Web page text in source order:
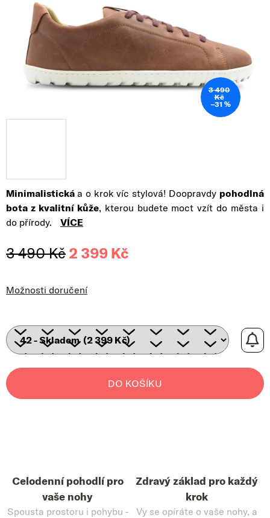
Minimalistická a o krok víc stylová! Doopravdy pohodlná
bota z kvalitní kůže, kterou budete moct vzít do města i
do přírody.
VÍCE
3 490 Kč 2 399 Kč
Možnosti doručení
DO KOŠÍKU
3 490
Kč
–31 %
Celodenní pohodlí pro
vaše nohy
Spousta prostoru i pohybu -
Zdravý základ pro každý
krok
Vy se opíráte o vaše nohy, a